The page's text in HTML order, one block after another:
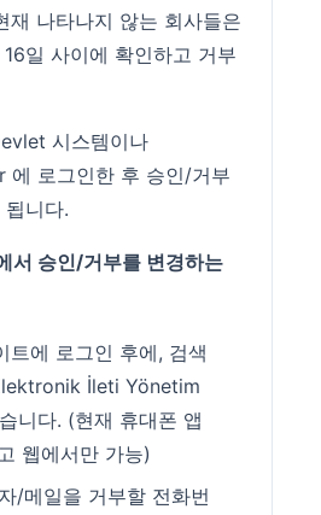
재 나타나지 않는 회사들은
일 사이에 확인하고 거부
시스템이나
에 로그인한 후 승인/거부
니다.
승인/거부를 변경하는
트에 로그인 후에, 검색
İleti Yönetim
니다. (현재 휴대폰 앱
웹에서만 가능)
/메일을 거부할 전화번